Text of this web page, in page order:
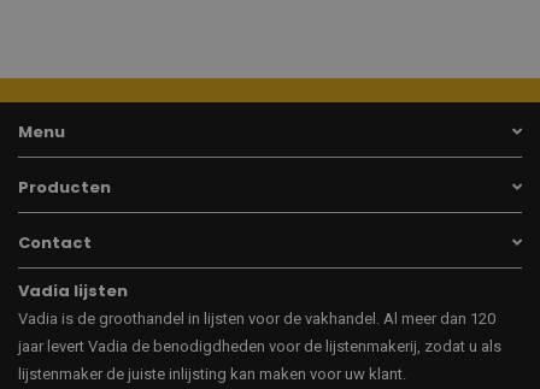
Menu
Producten
Contact
Vadia lijsten
Vadia is de groothandel in lijsten voor de vakhandel. Al meer dan 120
jaar levert Vadia de benodigdheden voor de lijstenmakerij, zodat u als
lijstenmaker de juiste inlijsting kan maken voor uw klant.